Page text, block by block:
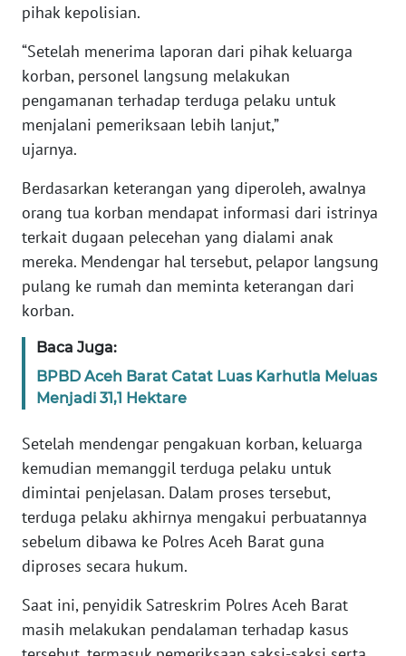
pihak kepolisian.
“Setelah menerima laporan dari pihak keluarga
korban, personel langsung melakukan
pengamanan terhadap terduga pelaku untuk
menjalani pemeriksaan lebih lanjut,”
ujarnya.
Berdasarkan keterangan yang diperoleh, awalnya
orang tua korban mendapat informasi dari istrinya
terkait dugaan pelecehan yang dialami anak
mereka. Mendengar hal tersebut, pelapor langsung
pulang ke rumah dan meminta keterangan dari
korban.
Baca Juga:
BPBD Aceh Barat Catat Luas Karhutla Meluas
Menjadi 31,1 Hektare
Setelah mendengar pengakuan korban, keluarga
kemudian memanggil terduga pelaku untuk
dimintai penjelasan. Dalam proses tersebut,
terduga pelaku akhirnya mengakui perbuatannya
sebelum dibawa ke Polres Aceh Barat guna
diproses secara hukum.
Saat ini, penyidik Satreskrim Polres Aceh Barat
masih melakukan pendalaman terhadap kasus
KEPRI
WN
PAPUA
WN
PAPUA
RIAU
WN
WN
JAMBI
WN
SULTRA
WN
NTB
SULTENG
WN